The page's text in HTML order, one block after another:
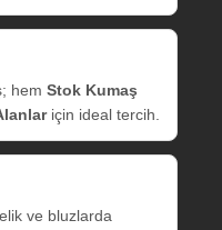
hem Stok Kumaş
için ideal tercih.
ve bluzlarda